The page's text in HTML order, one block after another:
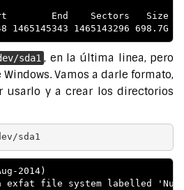
End    Sectors   Size Id
sda1 , en la última linea, pero
Vamos a darle formato,
usarlo y a crear los directorios
sda1
2014)
exfat file system labelled